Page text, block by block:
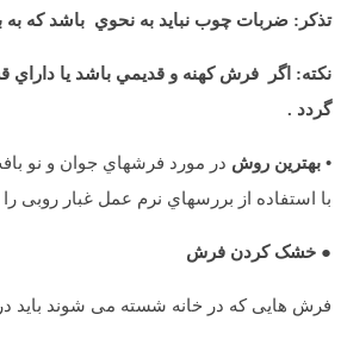
تذکر: ضربات چوب نبايد به نحوي باشد كه
نکته: اگر فرش كهنه و قديمي باشد يا داراي
گردد .
• بهترين روش در مورد فرشهاي جوان و نو
با استفاده از بررسهاي نرم عمل غبار روبی
● خشک کردن فرش
فرش هایی که در خانه شسته می شوند باید